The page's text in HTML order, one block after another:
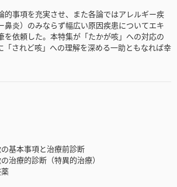
的事項を充実させ、また各論ではアレルギー疾
鼻炎）のみならず幅広い原因疾患についてエキ
を依頼した。本特集が「たかが咳」への対応の
「されど咳」への理解を深める一助ともなれば幸
基本事項と治療前診断
療的診断（特異的治療）